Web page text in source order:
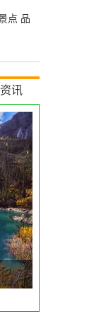
点 品
资讯
哪个市